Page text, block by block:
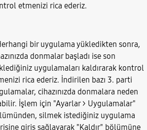
etmenizi rica ederiz.
bir uygulama yükledikten sonra,
donmalar başladı ise son
uygulamaları kaldırarak kontrol
rica ederiz. İndirilen bazı 3. parti
cihazınızda donmalara neden
İşlem için "Ayarlar > Uygulamalar"
silmek istediğiniz uygulama
giriş sağlayarak "Kaldır" bölümüne